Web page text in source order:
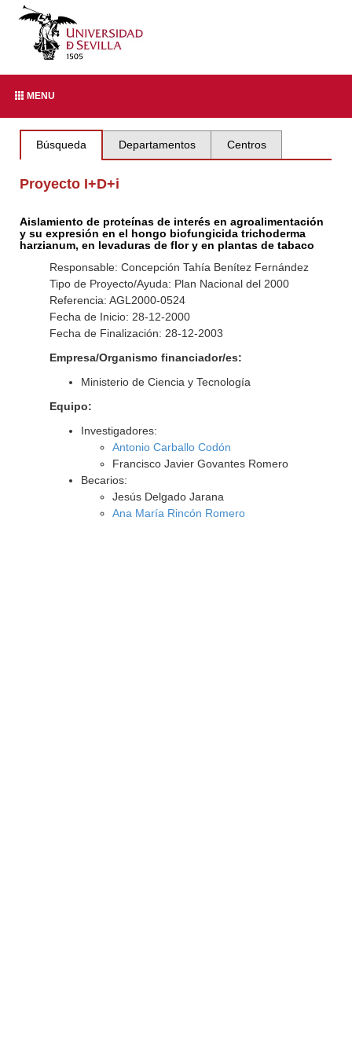
MENU
Búsqueda Departamentos Centros
Proyecto I+D+i
Aislamiento de proteínas de interés en agroalimentación
y su expresión en el hongo biofungicida trichoderma
harzianum, en levaduras de flor y en plantas de tabaco
Responsable: Concepción Tahía Benítez Fernández
Tipo de Proyecto/Ayuda: Plan Nacional del 2000
Referencia: AGL2000-0524
Fecha de Inicio: 28-12-2000
Fecha de Finalización: 28-12-2003
Empresa/Organismo financiador/es:
Ministerio de Ciencia y Tecnología
Equipo:
Investigadores:
Antonio Carballo Codón
Francisco Javier Govantes Romero
Becarios:
Jesús Delgado Jarana
Ana María Rincón Romero